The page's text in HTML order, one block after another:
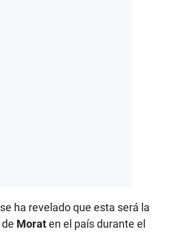
ha revelado que esta será la
Moraten el país durante el